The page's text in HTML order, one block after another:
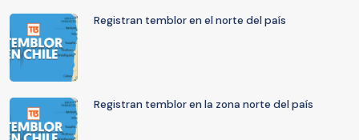
Registran temblor en el norte del país
Registran temblor en la zona norte del país